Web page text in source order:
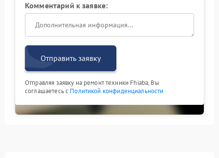
Комментарий к заявке:
Отправить заявку
Отправляя заявку на ремонт техники Fhiaba, Вы
соглашаетесь с Политикой конфиденциальности